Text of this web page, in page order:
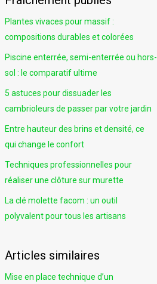
Plantes vivaces pour massif :
compositions durables et colorées
Piscine enterrée, semi-enterrée ou hors-
sol : le comparatif ultime
5 astuces pour dissuader les
cambrioleurs de passer par votre jardin
Entre hauteur des brins et densité, ce
qui change le confort
Techniques professionnelles pour
réaliser une clôture sur murette
La clé molette facom : un outil
polyvalent pour tous les artisans
Articles similaires
Mise en place technique d’un